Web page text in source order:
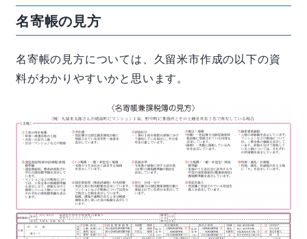
名寄帳の見方
名寄帳の見方については、久留米市作成の以下の資
料がわかりやすいかと思います。